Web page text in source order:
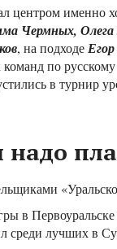
центром именно
Чермных,
, на подходе
по
в турнир
надо
в
среди лучших в